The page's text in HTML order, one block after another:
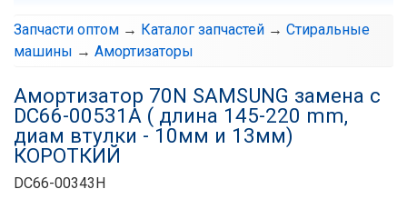
Запчасти оптом → Каталог запчастей → Стиральные
машины → Амортизаторы
Амортизатор 70N SAMSUNG замена с
DC66-00531A ( длина 145-220 mm,
диам втулки - 10мм и 13мм)
КОРОТКИЙ
DC66-00343H